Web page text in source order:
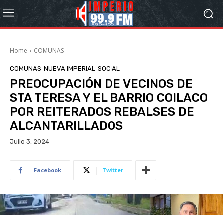
Home COMUNAS
COMUNAS NUEVA IMPERIAL SOCIAL
PREOCUPACIÓN DE VECINOS DE
STA TERESA Y EL BARRIO COILACO
POR REITERADOS REBALSES DE
ALCANTARILLADOS
Julio 3, 2024
Facebook Twitter